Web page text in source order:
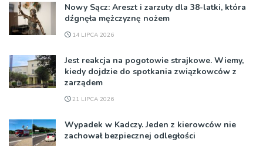
Nowy Sącz: Areszt i zarzuty dla 38-latki, która
dźgnęła mężczyznę nożem
14 LIPCA 2026
Jest reakcja na pogotowie strajkowe. Wiemy,
kiedy dojdzie do spotkania związkowców z
zarządem
21 LIPCA 2026
Wypadek w Kadczy. Jeden z kierowców nie
zachował bezpiecznej odległości